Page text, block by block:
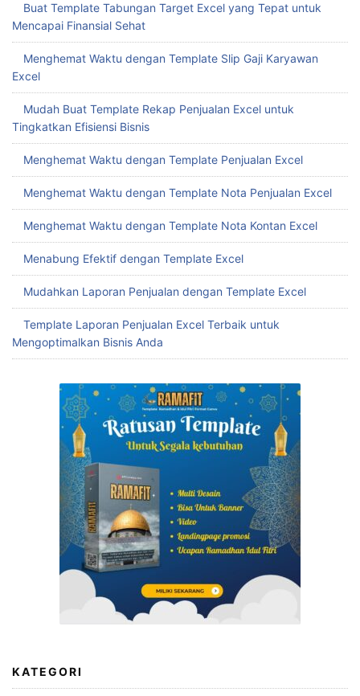
Buat Template Tabungan Target Excel yang Tepat untuk
Mencapai Finansial Sehat
Menghemat Waktu dengan Template Slip Gaji Karyawan
Excel
Mudah Buat Template Rekap Penjualan Excel untuk
Tingkatkan Efisiensi Bisnis
Menghemat Waktu dengan Template Penjualan Excel
Menghemat Waktu dengan Template Nota Penjualan Excel
Menghemat Waktu dengan Template Nota Kontan Excel
Menabung Efektif dengan Template Excel
Mudahkan Laporan Penjualan dengan Template Excel
Template Laporan Penjualan Excel Terbaik untuk
Mengoptimalkan Bisnis Anda
KATEGORI